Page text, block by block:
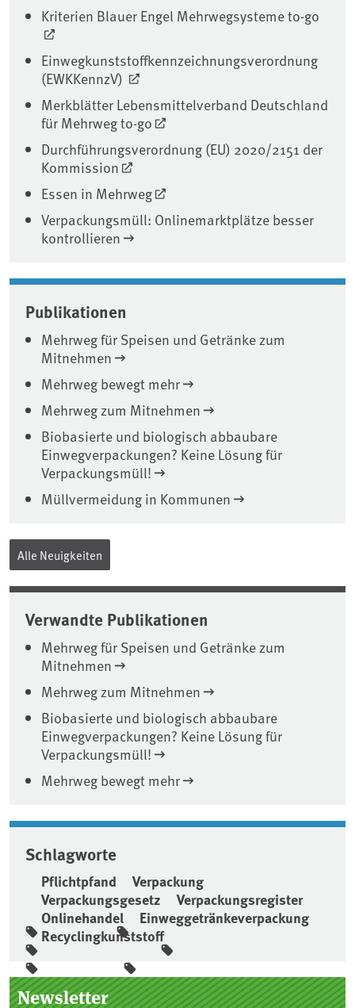
Kriterien Blauer Engel Mehrwegsysteme to-go
Einwegkunststoffkennzeichnungsverordnung
(EWKKennzV)
Merkblätter Lebensmittelverband Deutschland
für Mehrweg to-go
Durchführungsverordnung (EU) 2020/2151 der
Kommission
Essen in Mehrweg
Verpackungsmüll: Onlinemarktplätze besser
kontrollieren
Publikationen
Mehrweg für Speisen und Getränke zum
Mitnehmen
Mehrweg bewegt mehr
Mehrweg zum Mitnehmen
Biobasierte und biologisch abbaubare
Einwegverpackungen? Keine Lösung für
Verpackungsmüll!
Müllvermeidung in Kommunen
Alle Neuigkeiten
Verwandte Publikationen
Mehrweg für Speisen und Getränke zum
Mitnehmen
Mehrweg zum Mitnehmen
Biobasierte und biologisch abbaubare
Einwegverpackungen? Keine Lösung für
Verpackungsmüll!
Mehrweg bewegt mehr
Schlagworte
Pflichtpfand
Verpackung
Verpackungsgesetz
Verpackungsregister
Onlinehandel
Einweggetränkeverpackung
Recyclingkunststoff
Seitenleiste
Newsletter